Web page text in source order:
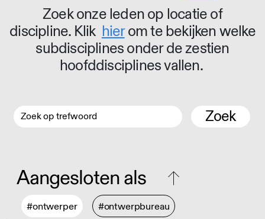
Zoek onze leden op locatie of
discipline. Klik hierom te bekijken welke
subdisciplines onder de zestien
hoofddisciplines vallen.
Zoek
Aangesloten als
#ontwerper #ontwerpbureau